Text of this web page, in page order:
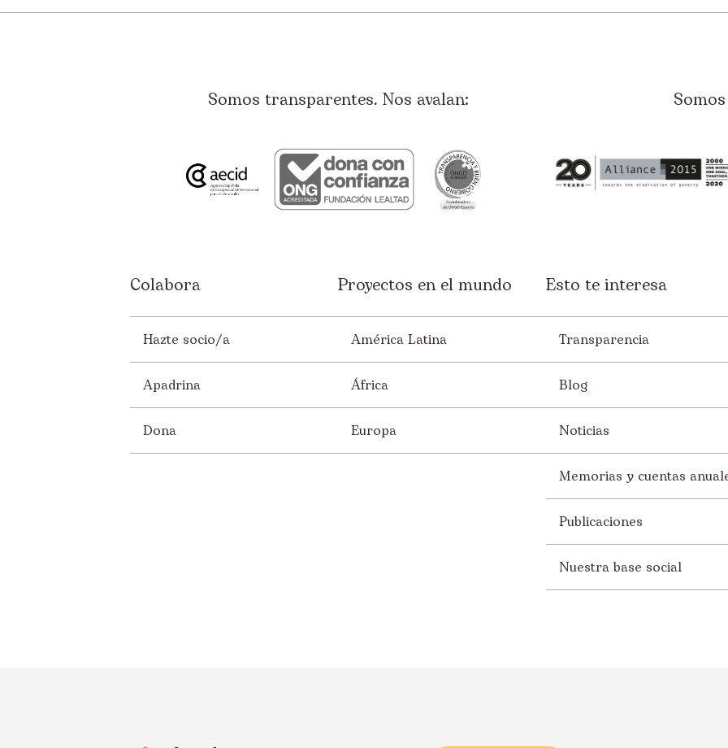
Somos transparentes. Nos avalan:
Colabora
Hazte socio/a
Apadrina
Dona
Proyectos en el mundo
América Latina
África
Europa
Esto te interesa
Transparencia
Blog
Noticias
Memorias y cuentas
Publicaciones
Nuestra base social